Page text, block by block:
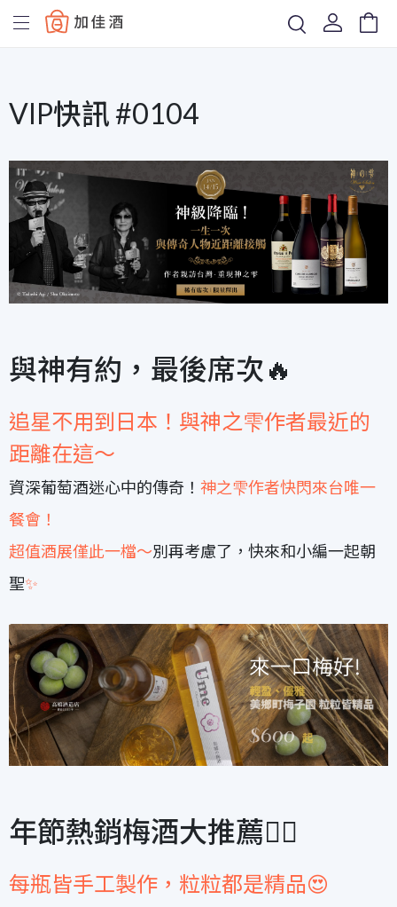
Baccus
VIP快訊 #0104
與神有約，最後席次🔥
追星不用到日本！與神之雫作者最近的
距離在這～
資深葡萄酒迷心中的傳奇！ 神之雫作者快閃來台唯一
餐會 ！
超值酒展僅此一檔～別再考慮了，快來和小編一起朝
聖✨
年節熱銷梅酒大推薦👍🏻
每瓶皆手工製作，粒粒都是精品😍